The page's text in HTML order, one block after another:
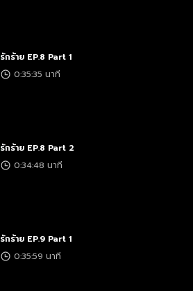
รักร้าย EP.8 Part 1
0:35:35 นาที
รักร้าย EP.8 Part 2
0:34:48 นาที
รักร้าย EP.9 Part 1
0:35:59 นาที